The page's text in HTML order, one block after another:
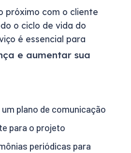
próximo com o cliente
o ciclo de vida do
é essencial para
e aumentar sua
plano de comunicação
para o projeto
periódicas para